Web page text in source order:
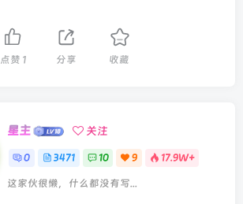
点赞 1 分享 收藏
星主 关注
0 3471 10 9 17.9W+
这家伙很懒，什么都没有写...